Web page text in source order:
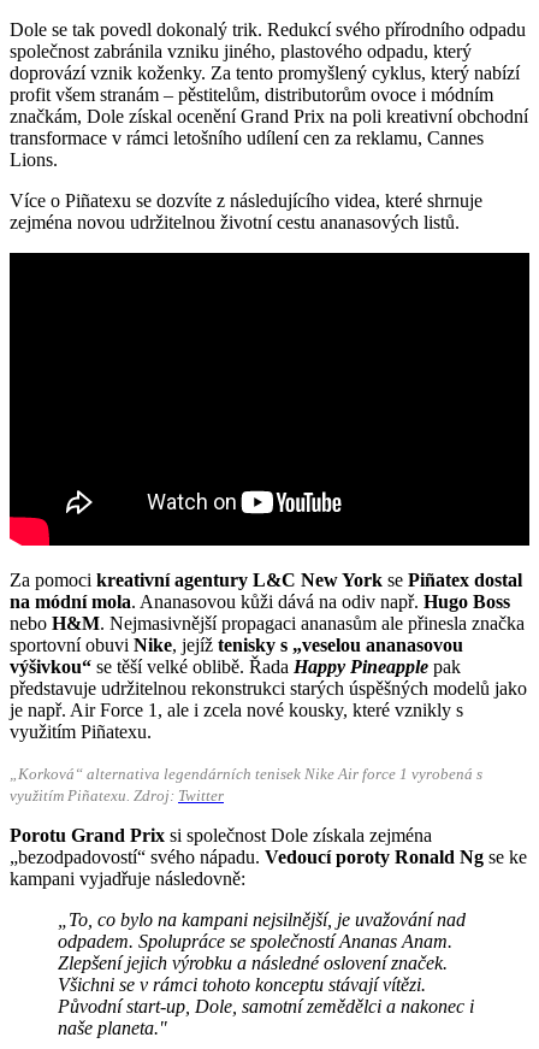
Dole se tak povedl dokonalý trik. Redukcí svého přírodního odpadu
společnost zabránila vzniku jiného, plastového odpadu, který
doprovází vznik koženky. Za tento promyšlený cyklus, který nabízí
profit všem stranám – pěstitelům, distributorům ovoce i módním
značkám, Dole získal ocenění Grand Prix na poli kreativní obchodní
transformace v rámci letošního udílení cen za reklamu, Cannes
Lions.
Více o Piñatexu se dozvíte z následujícího videa, které shrnuje
zejména novou udržitelnou životní cestu ananasových listů.
Za pomoci kreativní agentury L&C New York se Piñatex dostal
na módní mola. Ananasovou kůži dává na odiv např. Hugo Boss
nebo H&M. Nejmasivnější propagaci ananasům ale přinesla značka
sportovní obuvi Nike, jejíž tenisky s „veselou ananasovou
výšivkou“ se těší velké oblibě. Řada Happy Pineapple pak
představuje udržitelnou rekonstrukci starých úspěšných modelů jako
je např. Air Force 1, ale i zcela nové kousky, které vznikly s
využitím Piñatexu.
„Korková“ alternativa legendárních tenisek Nike Air force 1 vyrobená s
využitím Piñatexu. Zdroj: Twitter
Porotu Grand Prix si společnost Dole získala zejména
„bezodpadovostí“ svého nápadu. Vedoucí poroty Ronald Ng se ke
kampani vyjadřuje následovně:
„To, co bylo na kampani nejsilnější, je uvažování nad
odpadem. Spolupráce se společností Ananas Anam.
Zlepšení jejich výrobku a následné oslovení značek.
Všichni se v rámci tohoto konceptu stávají vítězi.
Původní start-up, Dole, samotní zemědělci a nakonec i
naše planeta."